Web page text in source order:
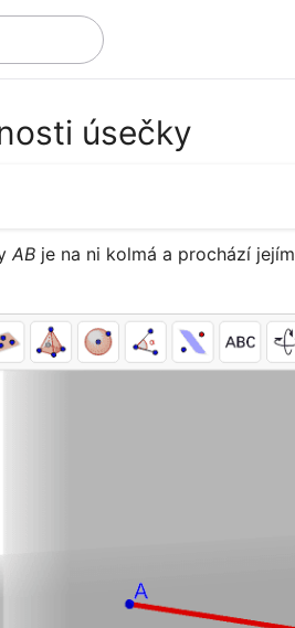
úsečky
AB je na ni kolmá a prochází